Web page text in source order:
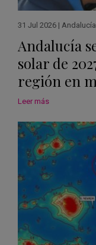
31 Jul 2026 | Andalucía
Andalucía
solar de
región en
Leer más